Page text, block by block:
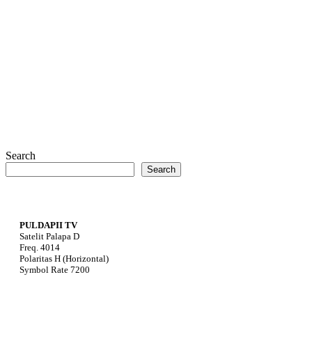
Search
Search
PULDAPII TV
Satelit Palapa D
Freq. 4014
Polaritas H (Horizontal)
Symbol Rate 7200